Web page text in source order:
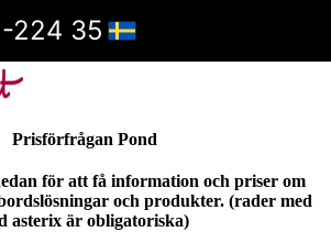
224 35
Prisförfrågan Pond
för att få information och priser om
och produkter. (rader med
asterix är obligatoriska)